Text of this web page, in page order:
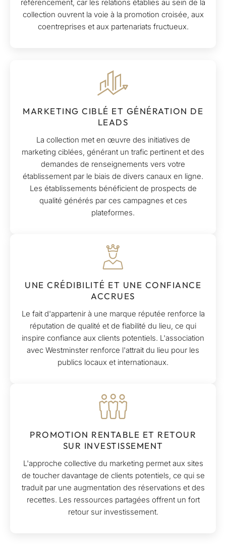
référencement, car les relations établies au sein de la
collection ouvrent la voie à la promotion croisée, aux
coentreprises et aux partenariats fructueux.
MARKETING CIBLÉ ET GÉNÉRATION DE
LEADS
La collection met en œuvre des initiatives de
marketing ciblées, générant un trafic pertinent et des
demandes de renseignements vers votre
établissement par le biais de divers canaux en ligne.
Les établissements bénéficient de prospects de
qualité générés par ces campagnes et ces
plateformes.
UNE CRÉDIBILITÉ ET UNE CONFIANCE
ACCRUES
Le fait d'appartenir à une marque réputée renforce la
réputation de qualité et de fiabilité du lieu, ce qui
inspire confiance aux clients potentiels. L'association
avec Westminster renforce l'attrait du lieu pour les
publics locaux et internationaux.
PROMOTION RENTABLE ET RETOUR
SUR INVESTISSEMENT
L'approche collective du marketing permet aux sites
de toucher davantage de clients potentiels, ce qui se
traduit par une augmentation des réservations et des
recettes. Les ressources partagées offrent un fort
retour sur investissement.